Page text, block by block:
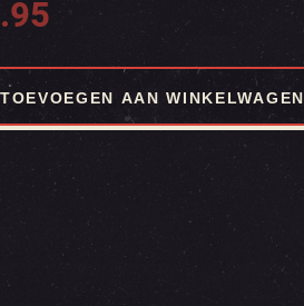
TOEVOEGEN AAN WINKELWAGEN